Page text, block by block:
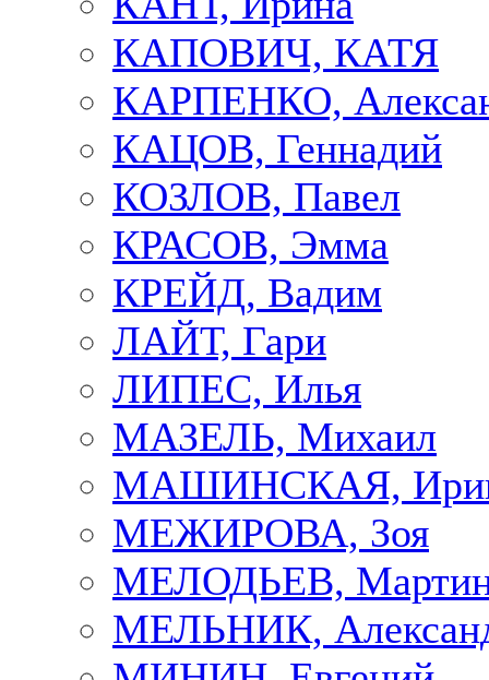
КАПОВИЧ, КАТЯ
КАРПЕНКО,
КАЦОВ, Геннадий
КОЗЛОВ, Павел
КРАСОВ, Эмма
КРЕЙД, Вадим
ЛАЙТ, Гари
ЛИПЕС, Илья
МАЗЕЛЬ, Михаил
МАШИНСКАЯ,
МЕЖИРОВА, Зоя
МЕЛОДЬЕВ,
МЕЛЬНИК,